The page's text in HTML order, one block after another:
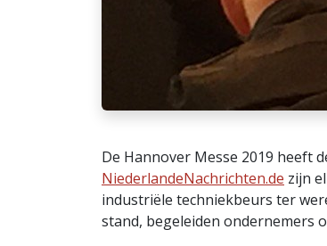
De Hannover Messe 2019 heeft
NiederlandeNachrichten.de zijn
industriële techniekbeurs ter
stand, begeleiden ondernemers